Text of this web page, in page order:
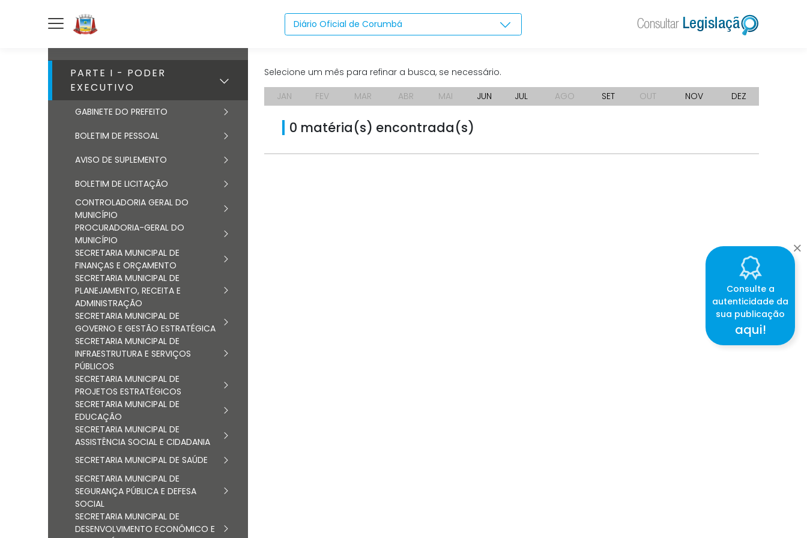
Diário Oficial de Corumbá
PARTE I - PODER
EXECUTIVO
GABINETE DO PREFEITO
BOLETIM DE PESSOAL
AVISO DE SUPLEMENTO
BOLETIM DE LICITAÇÃO
CONTROLADORIA GERAL DO
MUNICÍPIO
PROCURADORIA-GERAL DO
MUNICÍPIO
SECRETARIA MUNICIPAL DE
FINANÇAS E ORÇAMENTO
SECRETARIA MUNICIPAL DE
PLANEJAMENTO, RECEITA E
ADMINISTRAÇÃO
SECRETARIA MUNICIPAL DE
GOVERNO E GESTÃO ESTRATÉGICA
SECRETARIA MUNICIPAL DE
INFRAESTRUTURA E SERVIÇOS
PÚBLICOS
SECRETARIA MUNICIPAL DE
PROJETOS ESTRATÉGICOS
SECRETARIA MUNICIPAL DE
EDUCAÇÃO
SECRETARIA MUNICIPAL DE
ASSISTÊNCIA SOCIAL E CIDADANIA
SECRETARIA MUNICIPAL DE SAÚDE
SECRETARIA MUNICIPAL DE
SEGURANÇA PÚBLICA E DEFESA
SOCIAL
SECRETARIA MUNICIPAL DE
DESENVOLVIMENTO ECONÔMICO E
Selecione um mês para refinar a busca, se necessário.
JAN
FEV MAR ABR MAI JUN JUL AGO SET OUT NOV DEZ
0 matéria(s) encontrada(s)
Consulte a
autenticidade da
sua publicação
aqui!